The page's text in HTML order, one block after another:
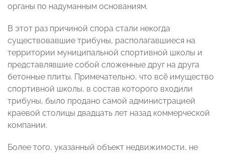
органы по надуманным основаниям.
В этот раз причиной спора стали некогда
существовавшие трибуны, располагавшиеся на
территории муниципальной спортивной школы и
представлявшие собой сложенные друг на друга
бетонные плиты. Примечательно, что всё имущество
спортивной школы, в состав которого входили
трибуны, было продано самой администрацией
краевой столицы двадцать лет назад коммерческой
компании.
Более того, указанный объект недвижимости, не